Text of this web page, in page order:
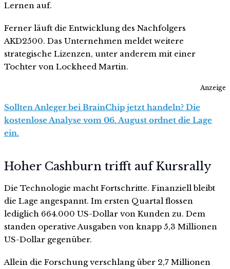
Lernen auf.
Ferner läuft die Entwicklung des Nachfolgers
AKD2500. Das Unternehmen meldet weitere
strategische Lizenzen, unter anderem mit einer
Tochter von Lockheed Martin.
Anzeige
Sollten Anleger bei BrainChip jetzt handeln? Die
kostenlose Analyse vom 06. August ordnet die Lage
ein.
Hoher Cashburn trifft auf Kursrally
Die Technologie macht Fortschritte. Finanziell bleibt
die Lage angespannt. Im ersten Quartal flossen
lediglich 664.000 US-Dollar von Kunden zu. Dem
standen operative Ausgaben von knapp 5,3 Millionen
US-Dollar gegenüber.
Allein die Forschung verschlang über 2,7 Millionen